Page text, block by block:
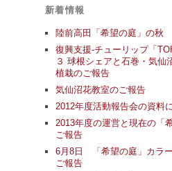
新着情報
陸前高田「希望の庭」の秋
復興支援-チューリップ「
３ 球根シェアと石巻・気
植栽のご報告
気仙沼花教室のご報告
2012年度活動報告会の資料
2013年度の運営と現在の「
ご報告
6月8日 「希望の庭」カラ
ご報告